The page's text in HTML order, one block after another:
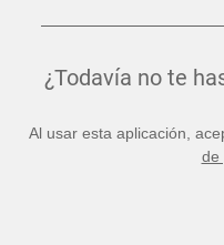
¿Todavía no te
Al usar esta aplicación,
de